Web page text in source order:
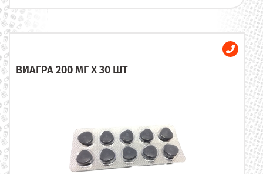
ВИАГРА 200 МГ X 30 ШТ